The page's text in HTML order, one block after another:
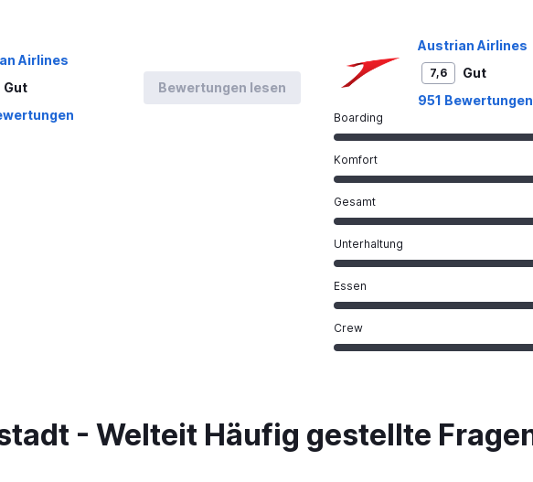
Airlines
Gut
Bewertungen lesen
Austrian Airlines
7,6
Gut
951 Bewertungen
Boarding
Komfort
Gesamt
Unterhaltung
Essen
Crew
- Welteit Häufig gestellte